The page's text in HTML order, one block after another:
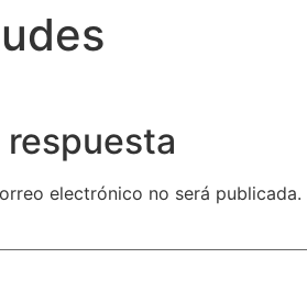
respuesta
electrónico no será publicada.